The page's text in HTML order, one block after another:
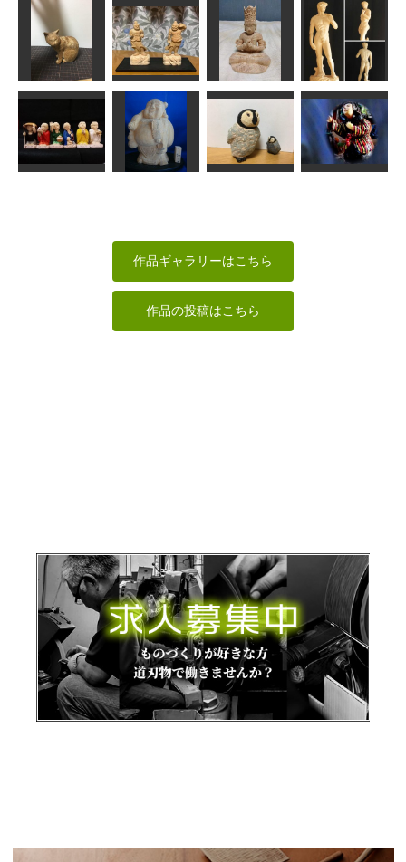
友人彫刻
sigesama
野干
内藤武宝
瑠璃観音
みっちゃん
毘沙門天立像
ろうけい
横を向いた猫 金剛力士
なんぺい
大日如来坐像
ぱんでし
ダヴィデ像
工房藤棚
布袋様
な赤ちゃん
作品ギャラリーはこちら
作品の投稿はこちら